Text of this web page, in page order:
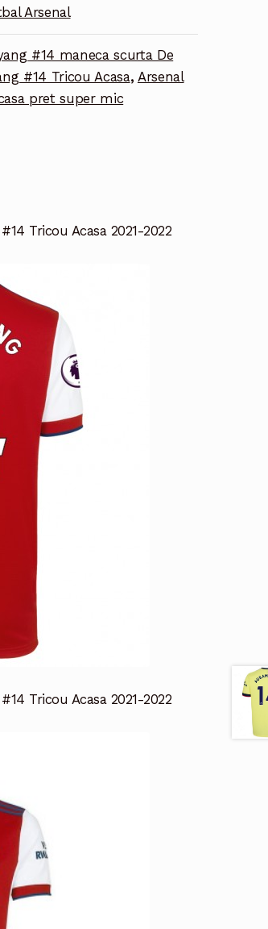
Arsenal
#14 maneca scurta De
#14 Tricou Acasa, Arsenal
pret super mic
Tricou Acasa 2021-2022
Tricou Acasa 2021-2022